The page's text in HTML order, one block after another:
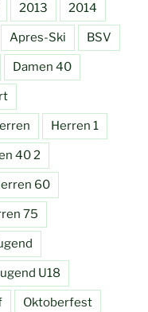
2013 2014
Apres-Ski BSV
Damen 40
Herren 1
40 2
60
75
U18
Oktoberfest